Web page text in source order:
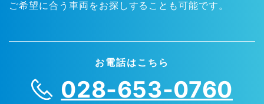
ご希望に合う車両をお探しすることも可能です。
お電話はこちら
028-653-0760